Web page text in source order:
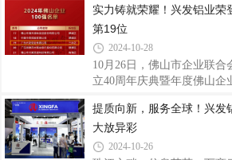
链为主题的国家级展会，致
链的合作与发展。兴发铝业
向新提速”广新集团企业文
员工体育文化生活，提高员
在“友谊第一，比赛第二”的
上，共同参与和见证每一个
好“兴”篇章。伴随着激昂的
着笑容，以饱满的姿态依次
的队伍，多彩的演绎，亮点
实力铸就荣耀！兴发铝业荣
第19位
2024-10-28
10月26日，佛山市企业联
立40周年庆典暨年度佛山企
企业100强三个榜单及佛山
铝业凭借稳健的经营业绩和
2024年佛山企业100强第19
提质向新，服务全球！兴发
大放异彩
2024-10-26